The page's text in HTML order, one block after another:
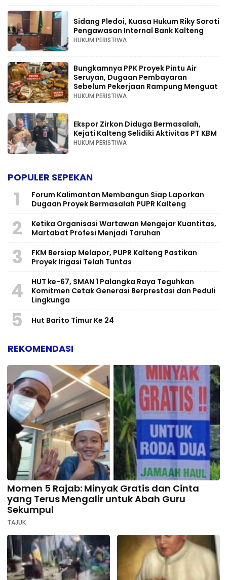
Sidang Pledoi, Kuasa Hukum Riky Soroti
Pengawasan Internal Bank Kalteng
HUKUM PERISTIWA
Bungkamnya PPK Proyek Pintu Air
Seruyan, Dugaan Pembayaran
Sebelum Pekerjaan Rampung Menguat
HUKUM PERISTIWA
Ekspor Zirkon Diduga Bermasalah,
Kejati Kalteng Selidiki Aktivitas PT KBM
HUKUM PERISTIWA
POPULER SEPEKAN
1
Forum Kalimantan Membangun Siap Laporkan
Dugaan Proyek Bermasalah PUPR Kalteng
2
Ketika Organisasi Wartawan Mengejar Kuantitas,
Martabat Profesi Menjadi Taruhan
3
FKM Bersiap Melapor, PUPR Kalteng Pastikan
Proyek Irigasi Telah Tuntas
4
HUT ke-67, SMAN 1 Palangka Raya Teguhkan
Komitmen Cetak Generasi Berprestasi dan Peduli
Lingkunga
5 Hut Barito Timur Ke 24
REKOMENDASI
Momen 5 Rajab: Minyak Gratis dan Cinta
yang Terus Mengalir untuk Abah Guru
Sekumpul
TAJUK